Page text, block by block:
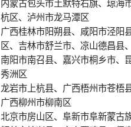
杭区、泸州市龙马潭区
广西桂林市阳朔县、咸阳市泾阳
区、吉林市舒兰市、凉山德昌县
南阳市南召县、嘉兴市桐乡市、
秀洲区
龙岩市上杭县、广西梧州市苍梧
广西柳州市柳南区
北京市房山区、阜新市阜新蒙古